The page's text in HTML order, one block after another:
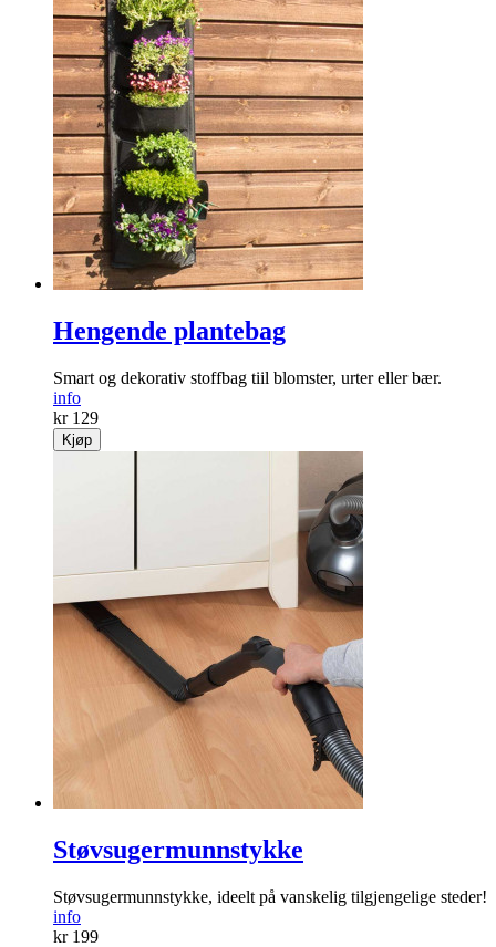
Hengende plantebag
Smart og dekorativ stoffbag tiil blomster, urter eller bær.
info
kr 129
Kjøp
Støvsugermunnstykke
Støvsugermunnstykke, ideelt på vanskelig tilgjengelige steder!
info
kr 199